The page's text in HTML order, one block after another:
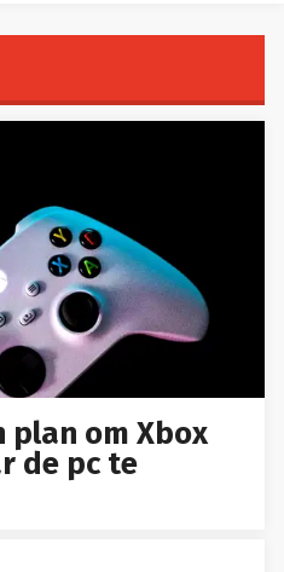
plan om Xbox
de pc te